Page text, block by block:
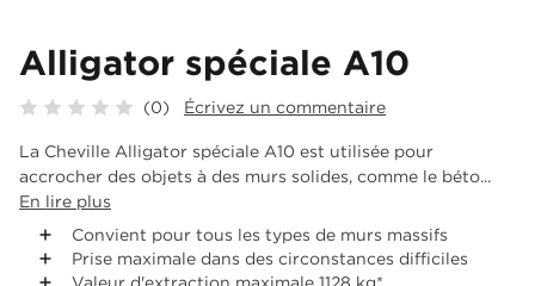
Alligator spéciale A10
(0) Écrivez un commentaire
La Cheville Alligator spéciale A10 est utilisée pour
accrocher des objets à des murs solides, comme le béto...
En lire plus
Convient pour tous les types de murs massifs
Prise maximale dans des circonstances difficiles
Valeur d'extraction maximale 1128 kg*